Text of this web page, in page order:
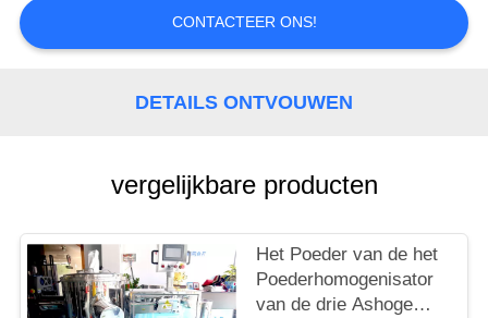
CITAAT
SITEMAP
POLICY
CONTACTEER ONS!
DETAILS ONTVOUWEN
vergelijkbare producten
Het Poeder van de het
Poederhomogenisator
van de drie Ashoge